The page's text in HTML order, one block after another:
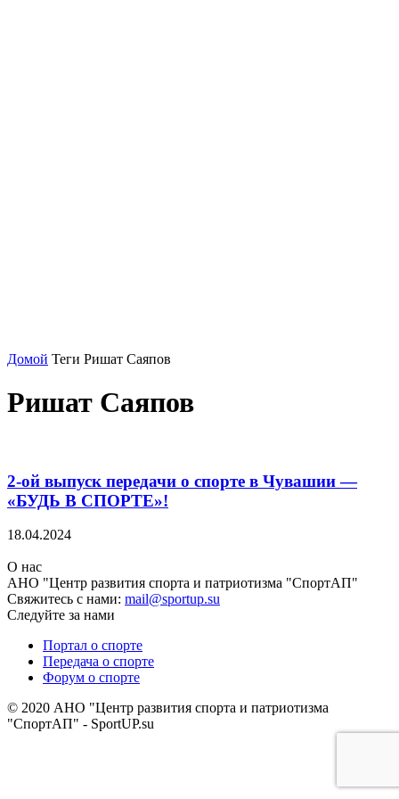
Домой Теги Ришат Саяпов
Ришат Саяпов
2-ой выпуск передачи о спорте в Чувашии —
«БУДЬ В СПОРТЕ»!
18.04.2024
О нас
АНО "Центр развития спорта и патриотизма "СпортАП"
Свяжитесь с нами: mail@sportup.su
Следуйте за нами
Портал о спорте
Передача о спорте
Форум о спорте
© 2020 АНО "Центр развития спорта и патриотизма
"СпортАП" - SportUP.su